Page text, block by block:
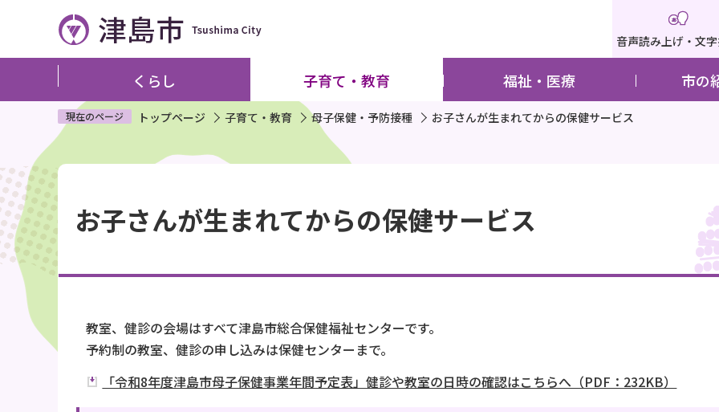
ペ
ジ
で
す
音声読み上げ・文
くらし 子育て・教育 福祉・医療 市の
現在のページ トップページ 子育て・教育 母子保健・予防接種 お子さんが生まれてからの保健サービス
本
文
こ
こ
か
お子さんが生まれてからの保健サービス
教室、健診の会場はすべて津島市総合保健福祉センターです。
予約制の教室、健診の申し込みは保健センターまで。
「令和8年度津島市母子保健事業年間予定表」健診や教室の日時の確認はこちらへ（PDF：232KB）